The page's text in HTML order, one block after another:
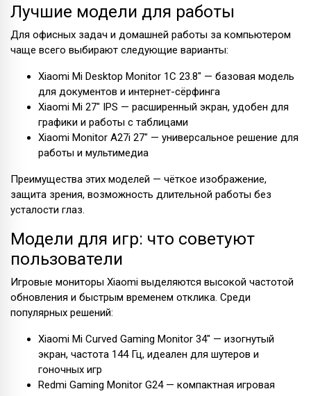
Лучшие модели для работы
Для офисных задач и домашней работы за компьютером
чаще всего выбирают следующие варианты:
Xiaomi Mi Desktop Monitor 1C 23.8" — базовая модель
для документов и интернет-сёрфинга
Xiaomi Mi 27" IPS — расширенный экран, удобен для
графики и работы с таблицами
Xiaomi Monitor A27i 27" — универсальное решение для
работы и мультимедиа
Преимущества этих моделей — чёткое изображение,
защита зрения, возможность длительной работы без
усталости глаз.
Модели для игр: что советуют
пользователи
Игровые мониторы Xiaomi выделяются высокой частотой
обновления и быстрым временем отклика. Среди
популярных решений:
Xiaomi Mi Curved Gaming Monitor 34" — изогнутый
экран, частота 144 Гц, идеален для шутеров и
гоночных игр
Redmi Gaming Monitor G24 — компактная игровая